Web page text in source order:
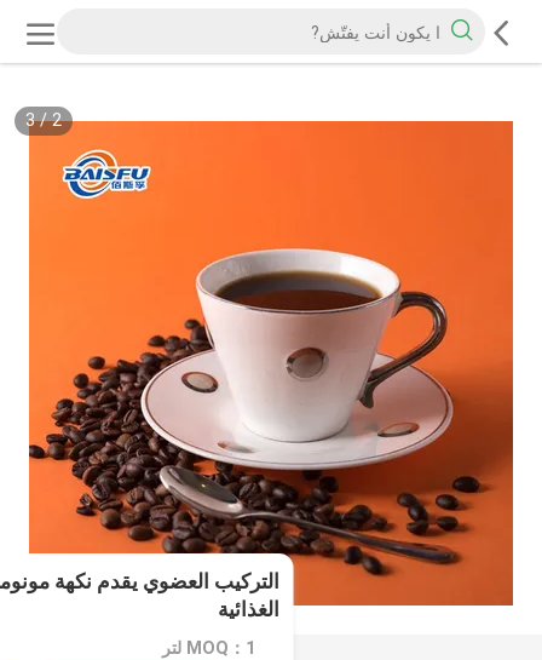
2
/
3
التركيب العضوي يقدم نكهة
الغذائية
MOQ：1 لتر